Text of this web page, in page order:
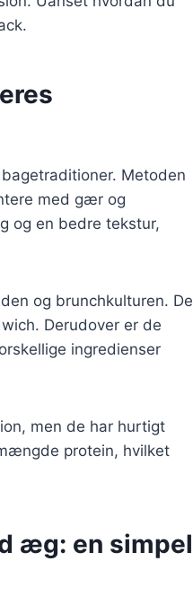
Metoden
med gær og
og en bedre tekstur,
og brunchkulturen. De
Derudover er de
ingredienser
men de har hurtigt
protein, hvilket
æg: en simpel